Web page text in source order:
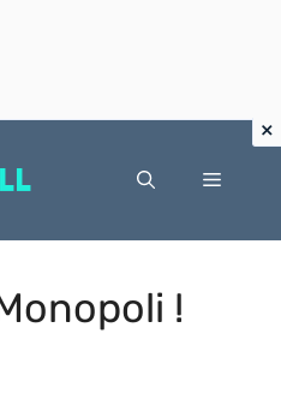
Menu
!